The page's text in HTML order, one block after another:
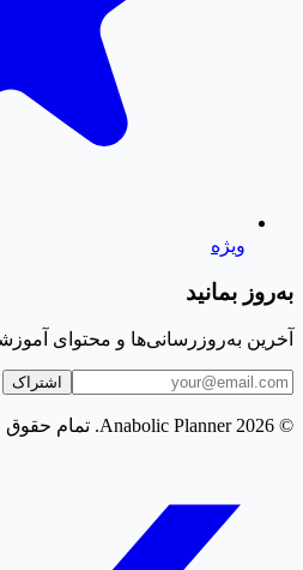
ویژه
به‌روز بمانید
آخرین به‌روزرسانی‌ها و محتوای
اشتراک
© 2026 Anabolic Planner. تمام حقوق محفوظ است.